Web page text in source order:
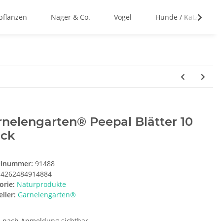
Nager & Co. Vögel Hunde / Katzen
Peepal Blätter 10
91488
4262484914884
Naturprodukte
Garnelengarten®